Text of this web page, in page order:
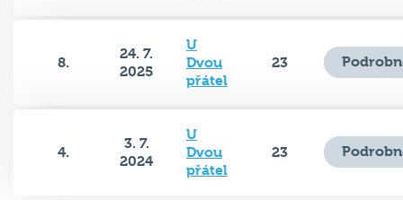
8.
24. 7.
2025
U
Dvou
přátel
23
4.
3. 7.
2024
U
Dvou
přátel
23